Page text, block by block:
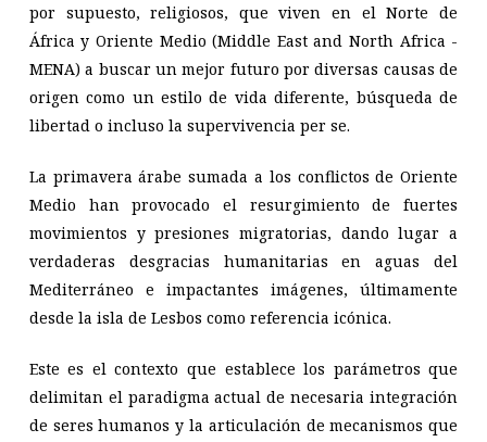
por supuesto, religiosos, que viven en el Norte de
África y Oriente Medio (Middle East and North Africa -
MENA) a buscar un mejor futuro por diversas causas de
origen como un estilo de vida diferente, búsqueda de
libertad o incluso la supervivencia per se.
La primavera árabe sumada a los conflictos de Oriente
Medio han provocado el resurgimiento de fuertes
movimientos y presiones migratorias, dando lugar a
verdaderas desgracias humanitarias en aguas del
Mediterráneo e impactantes imágenes, últimamente
desde la isla de Lesbos como referencia icónica.
Este es el contexto que establece los parámetros que
delimitan el paradigma actualde necesaria integración
de seres humanos y la articulación de mecanismos que